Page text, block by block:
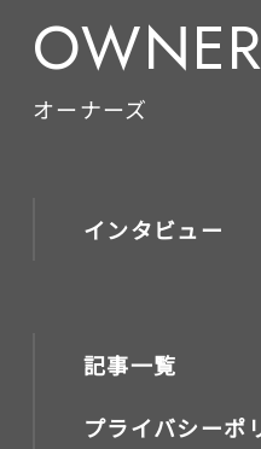
オーナーズ
インタビュー
記事一覧
プライバシーポ